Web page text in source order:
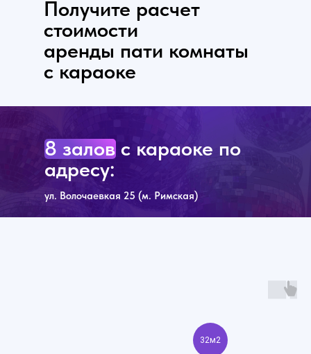
Получите расчет
стоимости
аренды пати комнаты
с караоке
8 залов с караоке по
адресу:
ул. Волочаевкая 25 (м. Римская)
32м2